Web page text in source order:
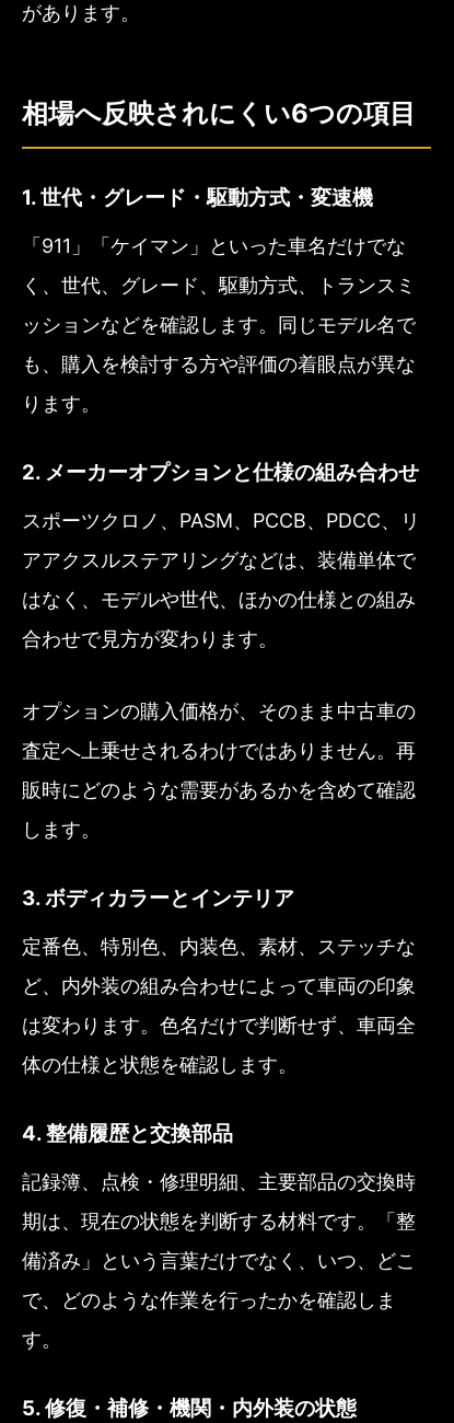
があります。
相場へ反映されにくい6つの項目
1. 世代・グレード・駆動方式・変速機
「911」「ケイマン」といった車名だけでな
く、世代、グレード、駆動方式、トランスミ
ッションなどを確認します。同じモデル名で
も、購入を検討する方や評価の着眼点が異な
ります。
2. メーカーオプションと仕様の組み合わせ
スポーツクロノ、PASM、PCCB、PDCC、リ
アアクスルステアリングなどは、装備単体で
はなく、モデルや世代、ほかの仕様との組み
合わせで見方が変わります。
オプションの購入価格が、そのまま中古車の
査定へ上乗せされるわけではありません。再
販時にどのような需要があるかを含めて確認
します。
3. ボディカラーとインテリア
定番色、特別色、内装色、素材、ステッチな
ど、内外装の組み合わせによって車両の印象
は変わります。色名だけで判断せず、車両全
体の仕様と状態を確認します。
4. 整備履歴と交換部品
記録簿、点検・修理明細、主要部品の交換時
期は、現在の状態を判断する材料です。「整
備済み」という言葉だけでなく、いつ、どこ
で、どのような作業を行ったかを確認しま
す。
5. 修復・補修・機関・内外装の状態